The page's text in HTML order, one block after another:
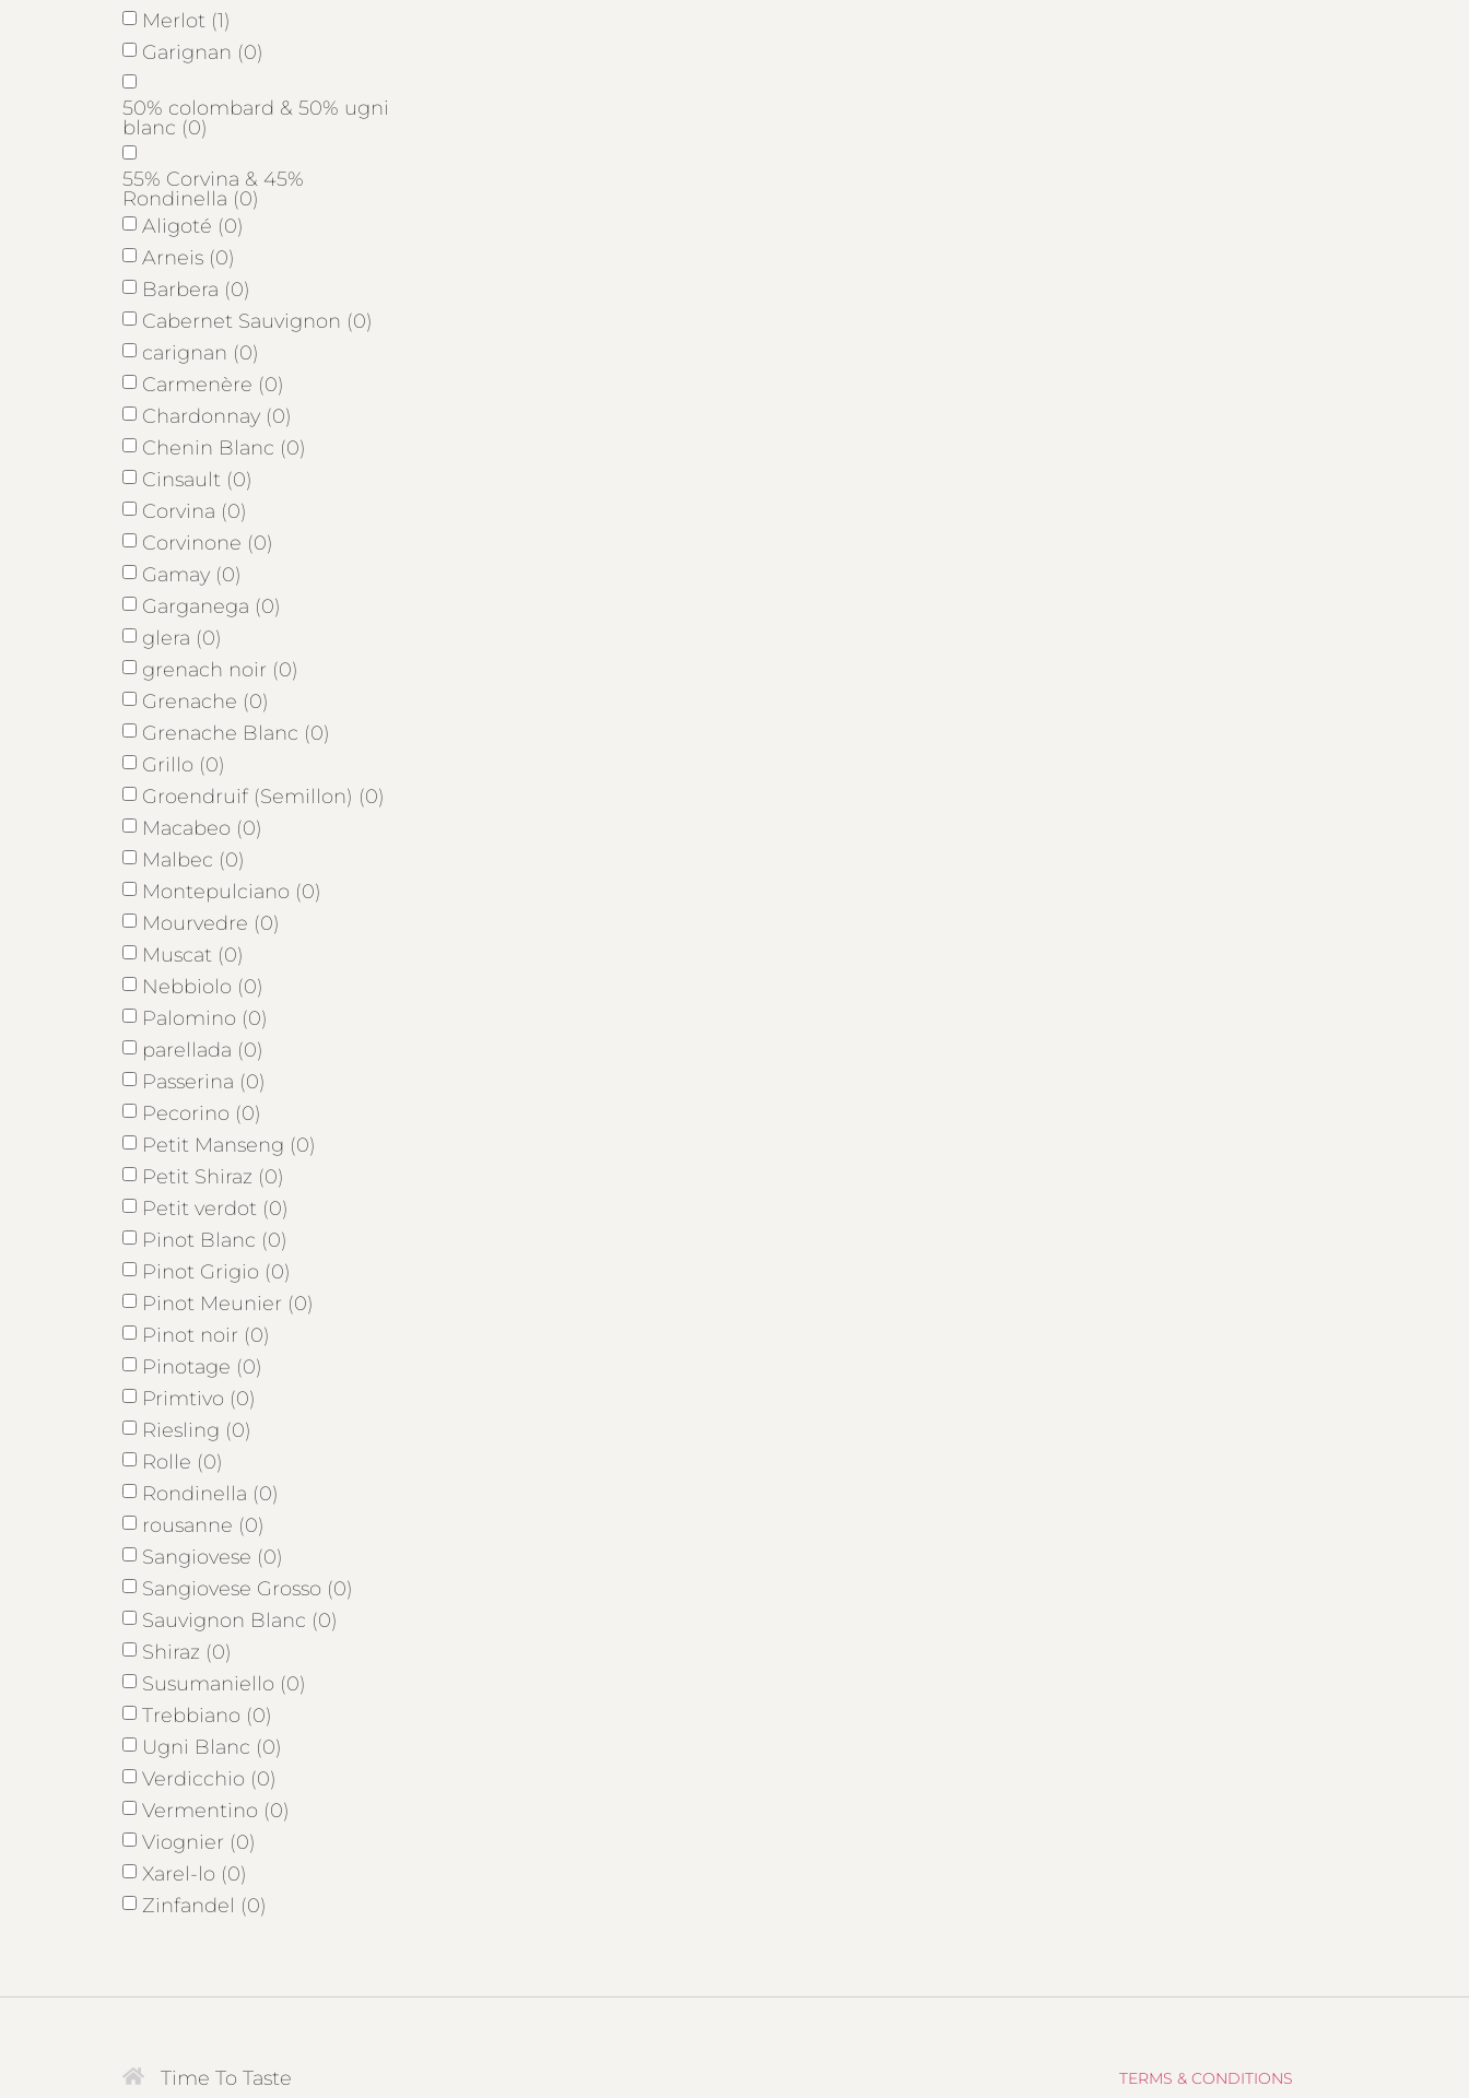
Merlot (1)
Garignan (0)
50% colombard & 50% ugni
blanc (0)
55% Corvina & 45%
Rondinella (0)
Aligoté (0)
Arneis (0)
Barbera (0)
Cabernet Sauvignon (0)
carignan (0)
Carmenère (0)
Chardonnay (0)
Chenin Blanc (0)
Cinsault (0)
Corvina (0)
Corvinone (0)
Gamay (0)
Garganega (0)
glera (0)
grenach noir (0)
Grenache (0)
Grenache Blanc (0)
Grillo (0)
Groendruif (Semillon) (0)
Macabeo (0)
Malbec (0)
Montepulciano (0)
Mourvedre (0)
Muscat (0)
Nebbiolo (0)
Palomino (0)
parellada (0)
Passerina (0)
Pecorino (0)
Petit Manseng (0)
Petit Shiraz (0)
Petit verdot (0)
Pinot Blanc (0)
Pinot Grigio (0)
Pinot Meunier (0)
Pinot noir (0)
Pinotage (0)
Primtivo (0)
Riesling (0)
Rolle (0)
Rondinella (0)
rousanne (0)
Sangiovese (0)
Sangiovese Grosso (0)
Sauvignon Blanc (0)
Shiraz (0)
Susumaniello (0)
Trebbiano (0)
Ugni Blanc (0)
Verdicchio (0)
Vermentino (0)
Viognier (0)
Xarel-lo (0)
Zinfandel (0)
Time To Taste TERMS & CONDITIONS